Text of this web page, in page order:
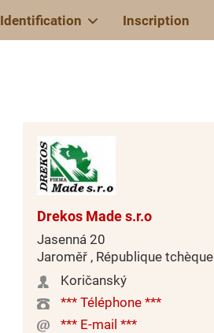
Identification Inscription
Drekos Made s.r.o
Jasenná 20
Jaroměř , République tchèque
Koričanský
*** Téléphone ***
*** E-mail ***